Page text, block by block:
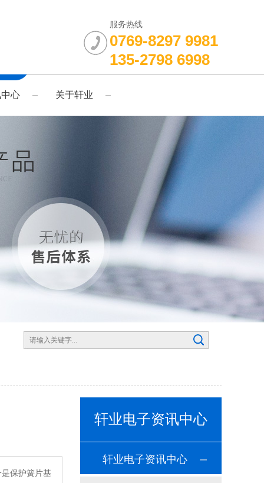
服务热线
0769-8297 9981
135-2798 6998
心 关于轩业
保护簧片基
轩业电子资讯中心
轩业电子资讯中心